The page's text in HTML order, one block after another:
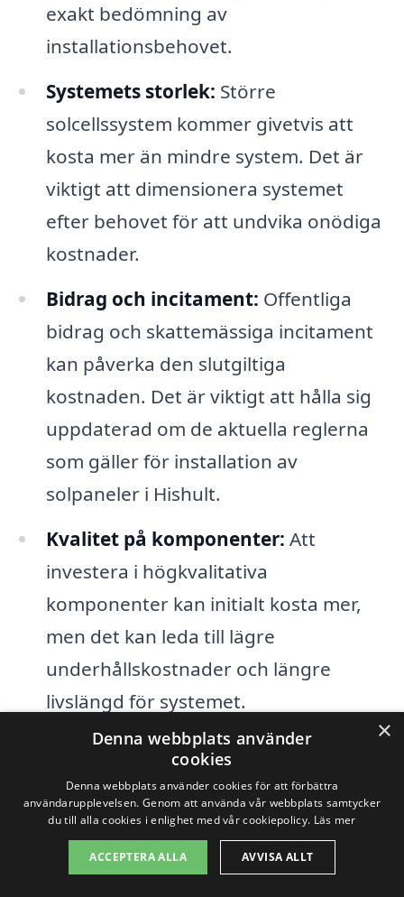
exakt bedömning av
installationsbehovet.
Systemets storlek: Större
solcellssystem kommer givetvis att
kosta mer än mindre system. Det är
viktigt att dimensionera systemet
efter behovet för att undvika onödiga
kostnader.
Bidrag och incitament: Offentliga
bidrag och skattemässiga incitament
kan påverka den slutgiltiga
kostnaden. Det är viktigt att hålla sig
uppdaterad om de aktuella reglerna
som gäller för installation av
solpaneler i Hishult.
Kvalitet på komponenter: Att
investera i högkvalitativa
komponenter kan initialt kosta mer,
men det kan leda till lägre
underhållskostnader och längre
livslängd för systemet.
Genom att jämföra olika alternativ och få
offerter från lokala leverantörer kan du
hitta det mest kostnadseffektiva
alternativet för solpaneler i Hishult. På
×
Denna webbplats använder
cookies
Denna webbplats använder cookies för att förbättra
användarupplevelsen. Genom att använda vår webbplats samtycker
du till alla cookies i enlighet med vår cookiepolicy. Läs mer
ACCEPTERA ALLA AVVISA ALLT